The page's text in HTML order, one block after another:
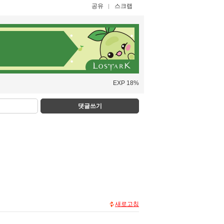
공유 스크랩
EXP 18%
댓글쓰기
새로고침